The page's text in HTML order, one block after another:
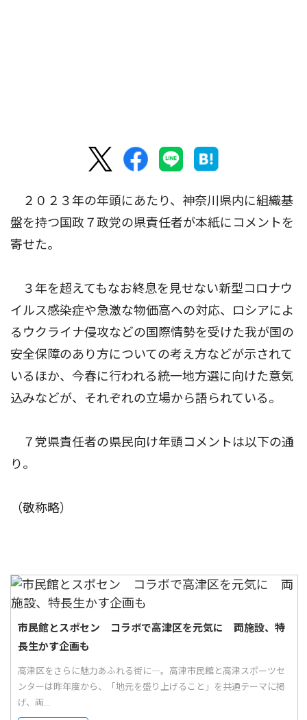
２０２３年の年頭にあたり、神奈川県内に組織基
盤を持つ国政７政党の県責任者が本紙にコメントを
寄せた。
３年を超えてもなお終息を見せない新型コロナウ
イルス感染症や急激な物価高への対応、ロシアによ
るウクライナ侵攻などの国際情勢を受けた我が国の
安全保障のあり方についての考え方などが示されて
いるほか、今春に行われる統一地方選に向けた意気
込みなどが、それぞれの立場から語られている。
７党県責任者の県民向け年頭コメントは以下の通
り。
（敬称略）
市民館とスポセン コラボで高津区を元気に 両施設、特
長生かす企画も
高津区をさらに魅力あふれる街に―。高津市民館と高津スポーツセ
ンターは昨年度から、「地元を盛り上げること」を共通テーマに掲
げ、両...